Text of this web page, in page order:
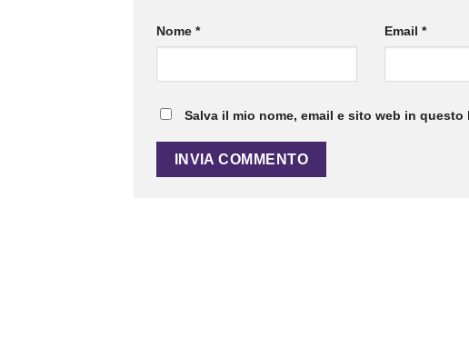
Nome * Email *
Salva il mio nome, email e sito web in